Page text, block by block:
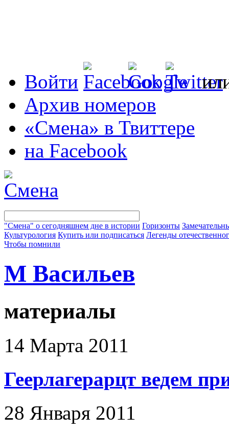
Войти
Архив номеров
«Смена» в Твиттере
на Facebook
"Смена" о сегодняшнем дне в истории Горизонты
Культурология Купить или подписаться Легенды
Чтобы помнили
М Васильев
материалы
14 Марта 2011
Геерлагерарцт ведем
28 Января 2011